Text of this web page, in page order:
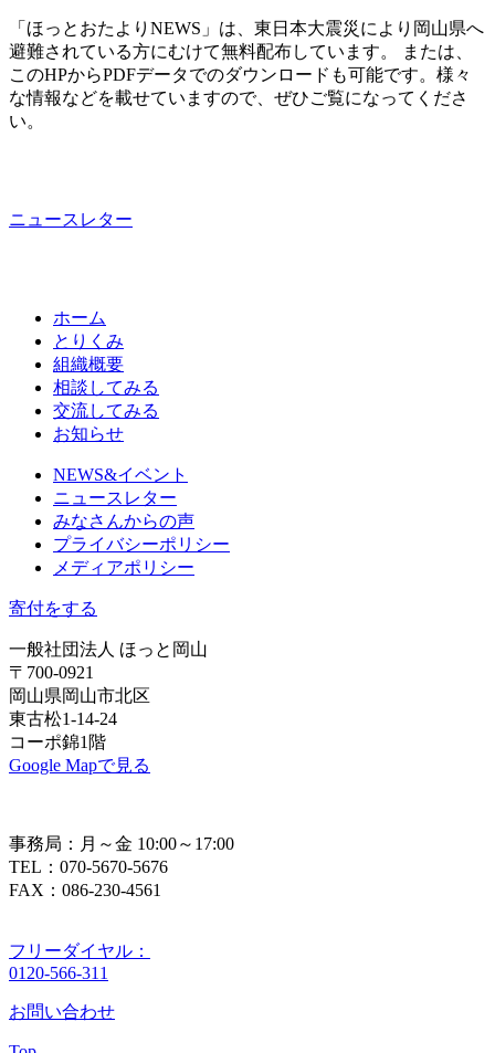
「ほっとおたよりNEWS」は、東日本大震災により岡山県へ
避難されている方にむけて無料配布しています。 または、
このHPからPDFデータでのダウンロードも可能です。様々
な情報などを載せていますので、ぜひご覧になってくださ
い。
ニュースレター
ホーム
とりくみ
組織概要
相談してみる
交流してみる
お知らせ
NEWS&イベント
ニュースレター
みなさんからの声
プライバシーポリシー
メディアポリシー
寄付をする
一般社団法人 ほっと岡山
〒700-0921
岡山県岡山市北区
東古松1-14-24
コーポ錦1階
Google Mapで見る
事務局：月～金 10:00～17:00
TEL：070-5670-5676
FAX：086-230-4561
フリーダイヤル：
0120-566-311
お問い合わせ